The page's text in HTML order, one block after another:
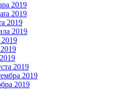
2019
2019
2019
2019
2019
2019
2019
2019